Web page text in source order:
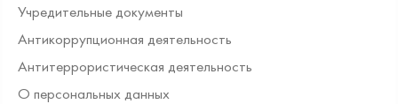
Учредительные документы
Антикоррупционная деятельность
Антитеррористическая деятельность
О персональных данных